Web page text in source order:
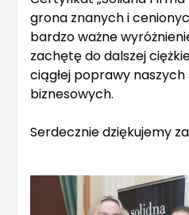
grona znanych i
bardzo ważne
zachętę do dalszej
ciągłej poprawy
biznesowych.
Serdecznie dziękujemy